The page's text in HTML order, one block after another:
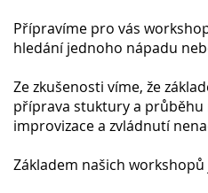
Přípravíme pro vás
hledání jednoho nápadu
Ze zkušenosti víme, že
příprava stuktury a průběhu
improvizace a zvládnutí
Základem našich workshopů